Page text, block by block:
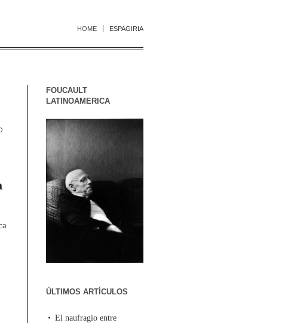
HOME ESPAGIRIA
FOUCAULT
LATINOAMERICA
ÚLTIMOS ARTÍCULOS
El naufragio entre